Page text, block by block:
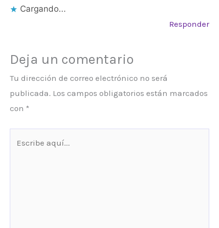
Cargando...
Responder
Deja un comentario
Tu dirección de correo electrónico no será
publicada. Los campos obligatorios están marcados
con *